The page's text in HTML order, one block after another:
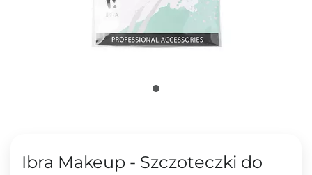
Ibra Makeup - Szczoteczki do